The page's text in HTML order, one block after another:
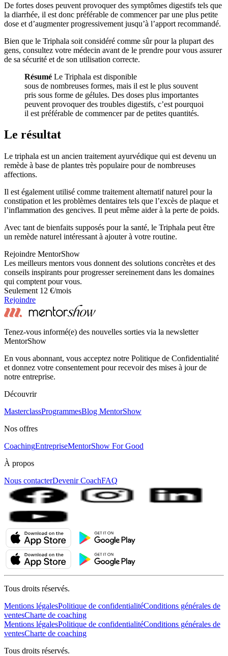
De fortes doses peuvent provoquer des symptômes digestifs tels que
la diarrhée, il est donc préférable de commencer par une plus petite
dose et d’augmenter progressivement jusqu’à l’apport recommandé.
Bien que le Triphala soit considéré comme sûr pour la plupart des
gens, consultez votre médecin avant de le prendre pour vous assurer
de sa sécurité et de son utilisation correcte.
Résumé Le Triphala est disponible
sous de nombreuses formes, mais il est le plus souvent
pris sous forme de gélules. Des doses plus importantes
peuvent provoquer des troubles digestifs, c’est pourquoi
il est préférable de commencer par de petites quantités.
Le résultat
Le triphala est un ancien traitement ayurvédique qui est devenu un
remède à base de plantes très populaire pour de nombreuses
affections.
Il est également utilisé comme traitement alternatif naturel pour la
constipation et les problèmes dentaires tels que l’excès de plaque et
l’inflammation des gencives. Il peut même aider à la perte de poids.
Avec tant de bienfaits supposés pour la santé, le Triphala peut être
un remède naturel intéressant à ajouter à votre routine.
Rejoindre MentorShow
Les meilleurs mentors vous donnent des solutions concrètes et des
conseils inspirants pour progresser sereinement dans les domaines
qui comptent pour vous.
Seulement 12 €/mois
Rejoindre
Tenez-vous informé(e) des nouvelles sorties via la newsletter
MentorShow
En vous abonnant, vous acceptez notre Politique de Confidentialité
et donnez votre consentement pour recevoir des mises à jour de
notre entreprise.
Découvrir
MasterclassProgrammesBlog MentorShow
Nos offres
CoachingEntrepriseMentorShow For Good
À propos
Nous contacterDevenir CoachFAQ
Tous droits réservés.
Mentions légalesPolitique de confidentialitéConditions générales de
ventesCharte de coaching
Mentions légalesPolitique de confidentialitéConditions générales de
ventesCharte de coaching
Tous droits réservés.